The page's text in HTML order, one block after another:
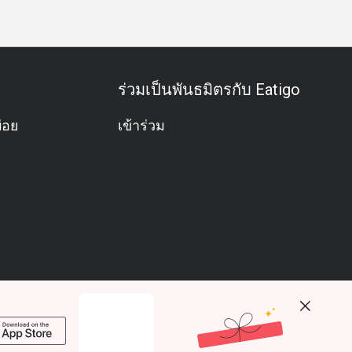
ย
ร่วมเป็นพันธมิตรกับ Eatigo
เข้าร่วม